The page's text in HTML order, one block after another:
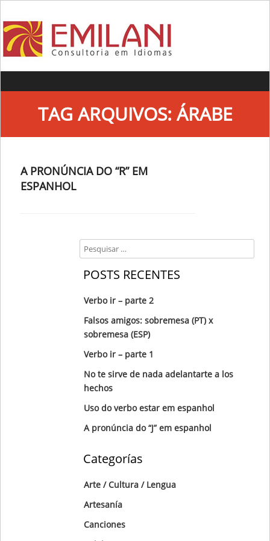
TAG ARQUIVOS: ÁRABE
A PRONÚNCIA DO “R” EM
ESPANHOL
Search
POSTS RECENTES
Verbo ir – parte 2
Falsos amigos: sobremesa (PT) x
sobremesa (ESP)
Verbo ir – parte 1
No te sirve de nada adelantarte a los
hechos
Uso do verbo estar em espanhol
A pronúncia do “J” em espanhol
Categorías
Arte / Cultura / Lengua
Artesanía
Canciones